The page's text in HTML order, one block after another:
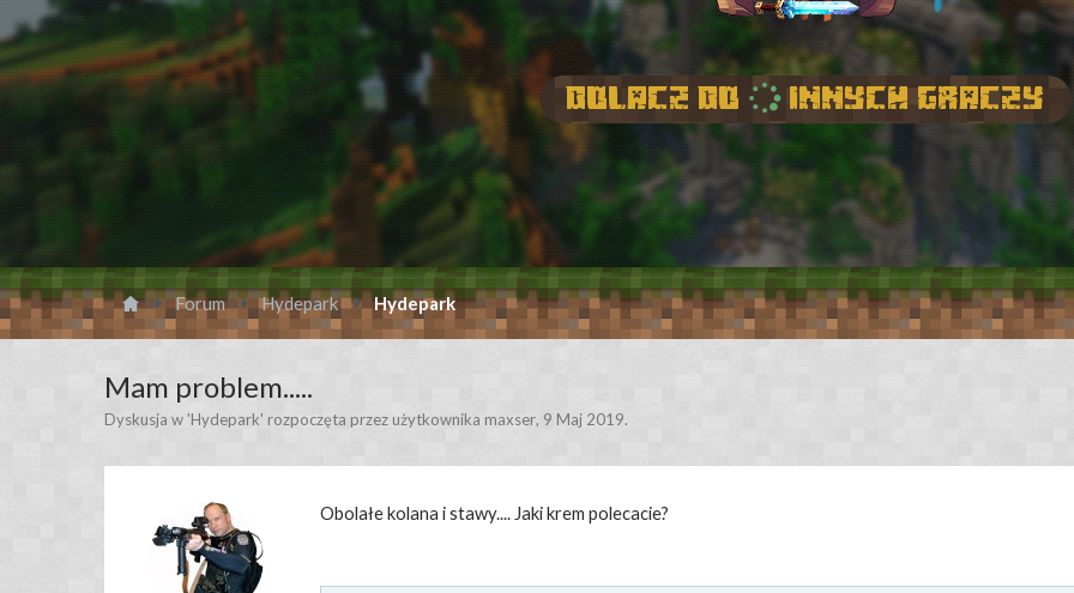
Dolacz do innych graczy
Forum Hydepark Hydepark
Mam problem.....
Dyskusja w 'Hydepark' rozpoczęta przez użytkownika maxser, 9 Maj 2019.
Obolałe kolana i stawy.... Jaki krem polecacie?